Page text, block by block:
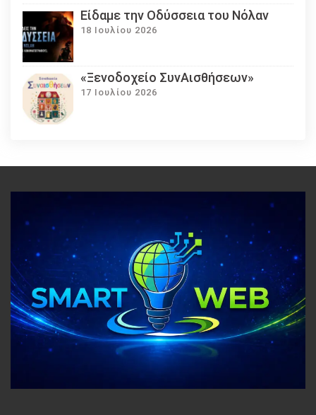
Eίδαμε την Οδύσσεια του Νόλαν
18 Ιουλίου 2026
«Ξενοδοχείο ΣυνΑισθήσεων»
17 Ιουλίου 2026